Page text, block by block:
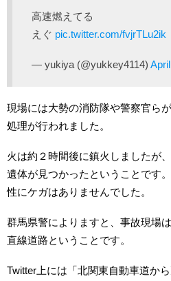
高速燃えてる
えぐ pic.twitter.com/fvjrTLu2ik
— yukiya (@yukkey4114)
現場には大勢の消防隊や警察官ら
処理が行われました。
火は約２時間後に鎮火しましたが
遺体が見つかったということです
性にケガはありませんでした。
群馬県警によりますと、事故現場
直線道路ということです。
Twitter上には「北関東自動車道か